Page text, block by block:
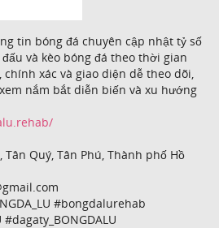
tin bóng đá chuyên cập nhật tỷ số
và kèo bóng đá theo thời gian
xác và giao diện dễ theo dõi,
nắm bắt diễn biến và xu hướng
Quý, Tân Phú, Thành phố Hồ
#bongdalurehab